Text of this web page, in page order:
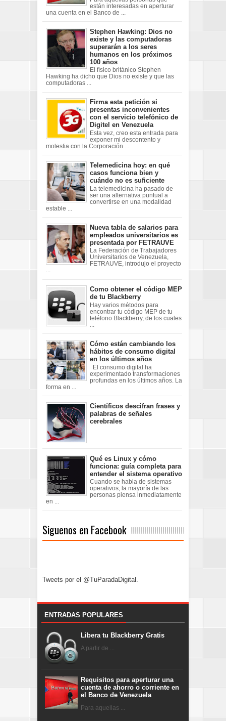
están interesadas en aperturar
una cuenta en el Banco de ...
Stephen Hawking: Dios no
existe y las computadoras
superarán a los seres
humanos en los próximos
100 años
El físico británico Stephen
Hawking ha dicho que Dios no existe y que las
computadoras ...
Firma esta petición si
presentas inconvenientes
con el servicio telefónico de
Digitel en Venezuela
Esta vez, creo esta entrada para
exponer mi descontento y
molestia con la Corporación ...
Telemedicina hoy: en qué
casos funciona bien y
cuándo no es suficiente
La telemedicina ha pasado de
ser una alternativa puntual a
convertirse en una modalidad
estable ...
Nueva tabla de salarios para
empleados universitarios es
presentada por FETRAUVE
La Federación de Trabajadores
Universitarios de Venezuela,
FETRAUVE, introdujo el proyecto
Como obtener el código MEP
de tu Blackberry
Hay varios métodos para
encontrar tu código MEP de tu
teléfono Blackberry, de los cuales
Cómo están cambiando los
hábitos de consumo digital
en los últimos años
El consumo digital ha
experimentado transformaciones
profundas en los últimos años. La
forma en ...
Científicos descifran frases y
palabras de señales
cerebrales
Qué es Linux y cómo
funciona: guía completa para
entender el sistema operativo
Cuando se habla de sistemas
operativos, la mayoría de las
personas piensa inmediatamente
en ...
Siguenos en Facebook
Tweets por el @TuParadaDigital.
ENTRADAS POPULARES
Libera tu Blackberry Gratis
A partir de ...
Requisitos para aperturar una
cuenta de ahorro o corriente en
el Banco de Venezuela
Para aquellas ...